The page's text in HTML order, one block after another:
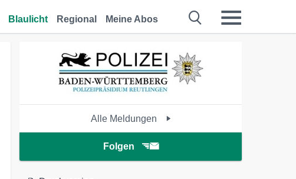
Blaulicht Regional Meine Abos
Alle Meldungen
Folgen